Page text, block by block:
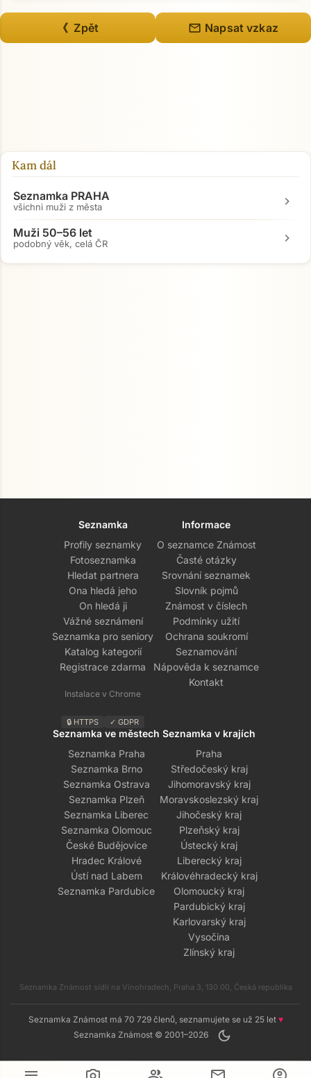
《 Zpět mail Napsat vzkaz
Kam dál
Seznamka PRAHA
všichni muži z města chevron_right
Muži 50–56 let
podobný věk, celá ČR chevron_right
Seznamka
Profily seznamky
Fotoseznamka
Hledat partnera
Ona hledá jeho
On hledá ji
Vážné seznámení
Seznamka pro seniory
Katalog kategorií
Registrace zdarma
Instalace v Chrome
🔒 HTTPS ✓ GDPR
Informace
O seznamce Známost
Časté otázky
Srovnání seznamek
Slovník pojmů
Známost v číslech
Podmínky užití
Ochrana soukromí
Seznamování
Nápověda k seznamce
Kontakt
Seznamka ve městech
Seznamka Praha
Seznamka Brno
Seznamka Ostrava
Seznamka Plzeň
Seznamka Liberec
Seznamka Olomouc
České Budějovice
Hradec Králové
Ústí nad Labem
Seznamka Pardubice
Seznamka v krajích
Praha
Středočeský kraj
Jihomoravský kraj
Moravskoslezský kraj
Jihočeský kraj
Plzeňský kraj
Ústecký kraj
Liberecký kraj
Královéhradecký kraj
Olomoucký kraj
Pardubický kraj
Karlovarský kraj
Vysočina
Zlínský kraj
Seznamka Známost sídlí na Vinohradech, Praha 3, 130 00, Česká republika
Seznamka Známost má 70 729 členů, seznamujete se už 25 let ♥
Seznamka Známost © 2001–2026
dark_mode